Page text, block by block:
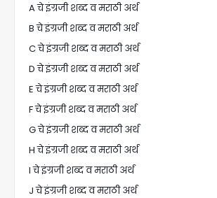
A चे इंग्रजी शब्द व मराठी अर्थ
B चे इंग्रजी शब्द व मराठी अर्थ
C चे इंग्रजी शब्द व मराठी अर्थ
D चे इंग्रजी शब्द व मराठी अर्थ
E चे इंग्रजी शब्द व मराठी अर्थ
F चे इंग्रजी शब्द व मराठी अर्थ
G चे इंग्रजी शब्द व मराठी अर्थ
H चे इंग्रजी शब्द व मराठी अर्थ
I चे इंग्रजी शब्द व मराठी अर्थ
J चे इंग्रजी शब्द व मराठी अर्थ